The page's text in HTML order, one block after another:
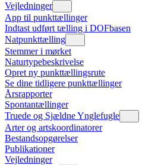
Vejledninger
App til punkttællinger
Indtast udført tælling i DOFbasen
Natpunkttælling
Stemmer i mørket
Naturtypebeskrivelse
Opret ny punkttællingsrute
Se dine tidligere punkttællinger
Årsrapporter
Spontantællinger
Truede og Sjældne Ynglefugle
Arter og artskoordinatorer
Bestandsopgørelser
Publikationer
Vejledninger